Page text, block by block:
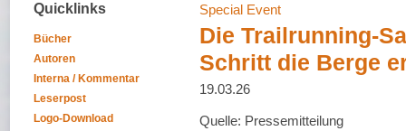
Quicklinks
Bücher
Autoren
Interna / Kommentar
Leserpost
Logo-Download
Special Event
Die Trailrunning-
Schritt die Berge
19.03.26
Quelle: Pressemitteilung